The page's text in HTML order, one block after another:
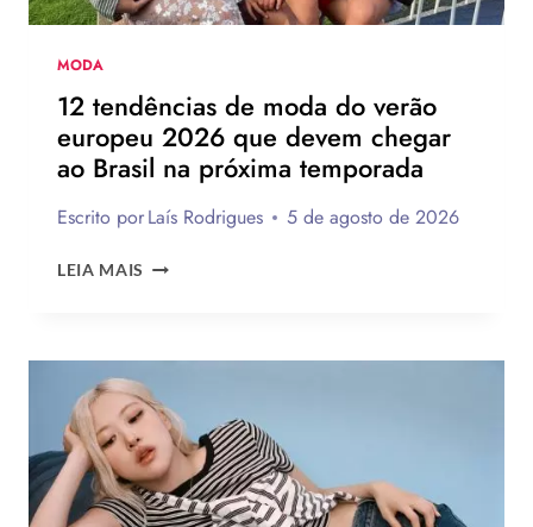
MODA
12 tendências de moda do verão
europeu 2026 que devem chegar
ao Brasil na próxima temporada
Escrito porLaís Rodrigues 5 de agosto de 2026
LEIA MAIS
DO
VERÃO
EUROPEU
2026
QUE
DEVEM
CHEGAR